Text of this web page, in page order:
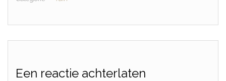
Een reactie achterlaten